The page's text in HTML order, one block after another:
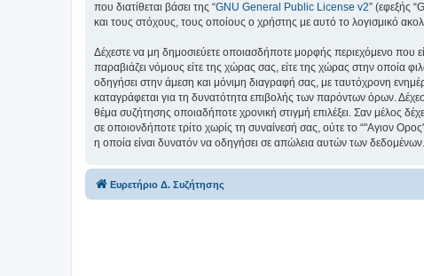
που διατίθεται βάσει της “GNU General Public License v2” (εφεξής
και τους στόχους, τους οποίους ο χρήστης με αυτό το λογισμικό
Δέχεστε να μη δημοσιεύετε οποιασδήποτε μορφής περιεχόμενο που
παραβιάζει νόμους είτε της χώρας σας, είτε της χώρας στην οποία
οδηγήσει στην άμεση και μόνιμη διαγραφή σας, με ταυτόχρονη
καταγράφεται για τη δυνατότητα επιβολής των παρόντων όρων.
θέμα συζήτησης οποιαδήποτε χρονική στιγμή επιλέξει. Σαν μέλος
σε οποιονδήποτε τρίτο χωρίς τη συναίνεσή σας, ούτε το “"Αγιον
η οποία είναι δυνατόν να οδηγήσει σε απώλεια αυτών των δεδομένων.
Ευρετήριο Δ. Συζήτησης